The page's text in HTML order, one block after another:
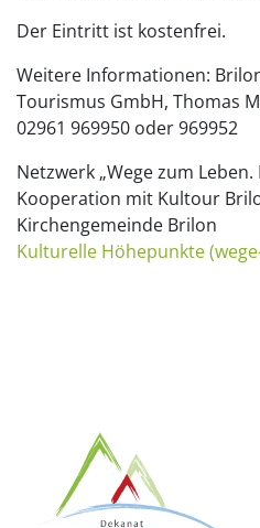
Der Eintritt ist kostenfrei.
Weitere Informationen:
Tourismus GmbH, Thomas
02961 969950 oder 969952
Netzwerk „Wege zum
Kooperation mit Kultour
Kirchengemeinde Brilon
Kulturelle Höhepunkte